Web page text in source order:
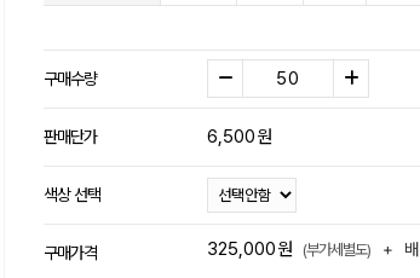
구매수량
판매단가 6,500원
색상 선택
구매가격 325,000원 (부가세별도) +